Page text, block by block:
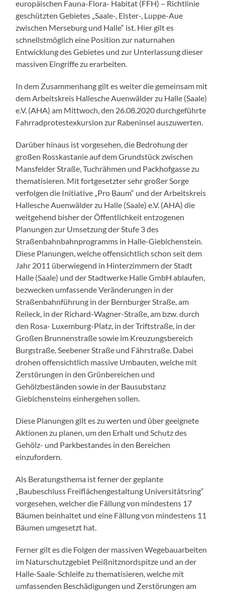
europäischen Fauna-Flora- Habitat (FFH) – Richtlinie
geschützten Gebietes „Saale-, Elster-, Luppe-Aue
zwischen Merseburg und Halle“ ist. Hier gilt es
schnellstmöglich eine Position zur naturnahen
Entwicklung des Gebietes und zur Unterlassung dieser
massiven Eingriffe zu erarbeiten.
In dem Zusammenhang gilt es weiter die gemeinsam mit
dem Arbeitskreis Hallesche Auenwälder zu Halle (Saale)
e.V. (AHA) am Mittwoch, den 26.08.2020 durchgeführte
Fahrradprotestexkursion zur Rabeninsel auszuwerten.
Darüber hinaus ist vorgesehen, die Bedrohung der
großen Rosskastanie auf dem Grundstück zwischen
Mansfelder Straße, Tuchrähmen und Packhofgasse zu
thematisieren. Mit fortgesetzter sehr großer Sorge
verfolgen die Initiative „Pro Baum“ und der Arbeitskreis
Hallesche Auenwälder zu Halle (Saale) e.V. (AHA) die
weitgehend bisher der Öffentlichkeit entzogenen
Planungen zur Umsetzung der Stufe 3 des
Straßenbahnbahnprogramms in Halle-Giebichenstein.
Diese Planungen, welche offensichtlich schon seit dem
Jahr 2011 überwiegend in Hinterzimmern der Stadt
Halle (Saale) und der Stadtwerke Halle GmbH ablaufen,
bezwecken umfassende Veränderungen in der
Straßenbahnführung in der Bernburger Straße, am
Reileck, in der Richard-Wagner-Straße, am bzw. durch
den Rosa- Luxemburg-Platz, in der Triftstraße, in der
Großen Brunnenstraße sowie im Kreuzungsbereich
Burgstraße, Seebener Straße und Fährstraße. Dabei
drohen offensichtlich massive Umbauten, welche mit
Zerstörungen in den Grünbereichen und
Gehölzbeständen sowie in der Bausubstanz
Giebichensteins einhergehen sollen.
Diese Planungen gilt es zu werten und über geeignete
Aktionen zu planen, um den Erhalt und Schutz des
Gehölz- und Parkbestandes in den Bereichen
einzufordern.
Als Beratungsthema ist ferner der geplante
„Baubeschluss Freiflächengestaltung Universitätsring“
vorgesehen, welcher die Fällung von mindestens 17
Bäumen beinhaltet und eine Fällung von mindestens 11
Bäumen umgesetzt hat.
Ferner gilt es die Folgen der massiven Wegebauarbeiten
im Naturschutzgebiet Peißnitznordspitze und an der
Halle-Saale-Schleife zu thematisieren, welche mit
umfassenden Beschädigungen und Zerstörungen am